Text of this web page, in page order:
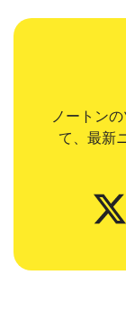
ノートン
て、最新